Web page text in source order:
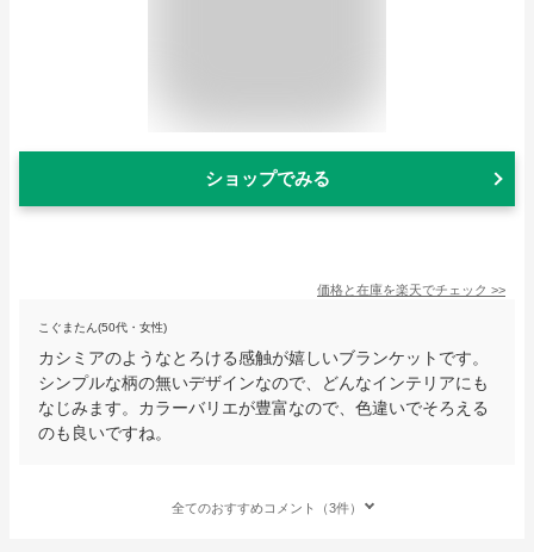
ショップでみる
価格と在庫を楽天でチェック >>
こぐまたん(50代・女性)
カシミアのようなとろける感触が嬉しいブランケットです。
シンプルな柄の無いデザインなので、どんなインテリアにも
なじみます。カラーバリエが豊富なので、色違いでそろえる
のも良いですね。
全てのおすすめコメント（3件）